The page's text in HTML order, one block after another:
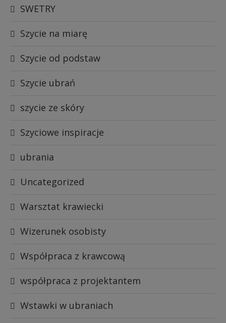
SWETRY
Szycie na miarę
Szycie od podstaw
Szycie ubrań
szycie ze skóry
Szyciowe inspiracje
ubrania
Uncategorized
Warsztat krawiecki
Wizerunek osobisty
Współpraca z krawcową
współpraca z projektantem
Wstawki w ubraniach